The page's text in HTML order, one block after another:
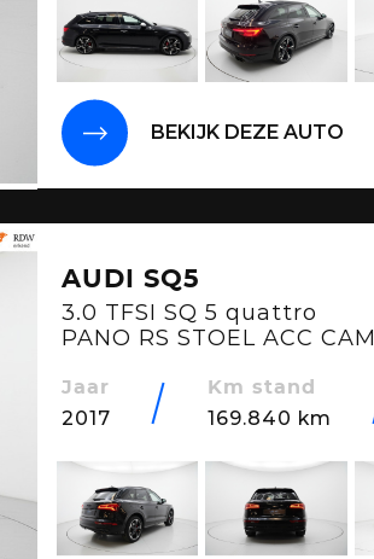
BEKIJK DEZE AUTO
AUDI SQ5
3.0 TFSI SQ 5 quattro
PANO RS STOEL ACC CAM
Jaar
2017
Km stand
169.840 km